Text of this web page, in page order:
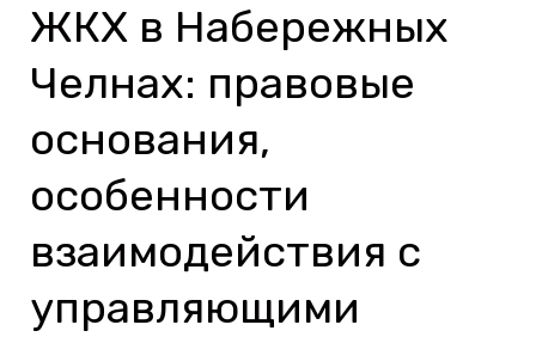
ЖКХ в Набережных
Челнах: правовые
основания,
особенности
взаимодействия с
управляющими
по
ЖКХ
Набережных
правовые
основания,
взаимодействия